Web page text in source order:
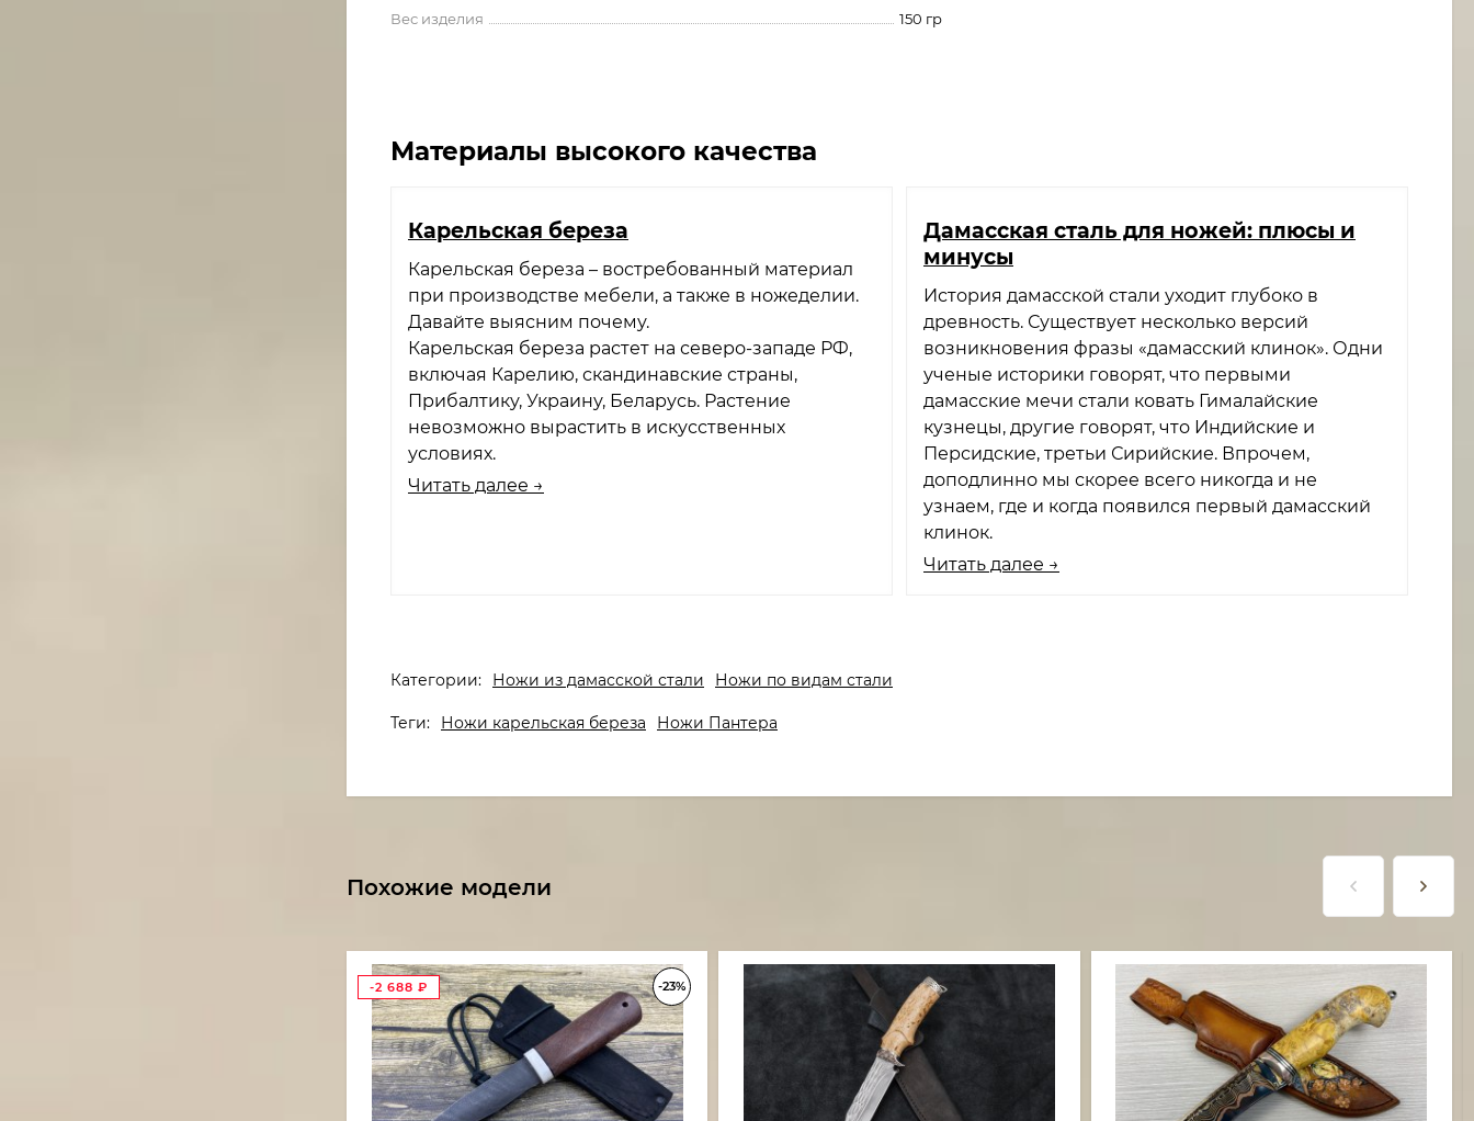
Вес изделия
150 гр
Материалы высокого качества
Карельская береза
Карельская береза – востребованный материал
при производстве мебели, а также в ножеделии.
Давайте выясним почему.
Карельская береза растет на северо-западе РФ,
включая Карелию, скандинавские страны,
Прибалтику, Украину, Беларусь. Растение
невозможно вырастить в искусственных
условиях.
Читать далее →
Дамасская сталь для ножей: плюсы и
минусы
История дамасской стали уходит глубоко в
древность. Существует несколько версий
возникновения фразы «дамасский клинок». Одни
ученые историки говорят, что первыми
дамасские мечи стали ковать Гималайские
кузнецы, другие говорят, что Индийские и
Персидские, третьи Сирийские. Впрочем,
доподлинно мы скорее всего никогда и не
узнаем, где и когда появился первый дамасский
клинок.
Читать далее →
Категории: Ножи из дамасской стали Ножи по видам стали
Теги: Ножи карельская береза Ножи Пантера
Похожие модели
-23%
-2 688 ₽